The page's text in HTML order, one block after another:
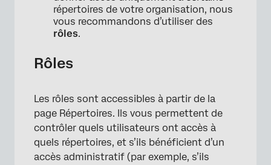
répertoires de votre organisation, nous
vous recommandons d’utiliser des
rôles.
Rôles
Les rôles sont accessibles à partir de la
page Répertoires. Ils vous permettent de
contrôler quels utilisateurs ont accès à
quels répertoires, et s’ils bénéficient d’un
accès administratif (par exemple, s’ils